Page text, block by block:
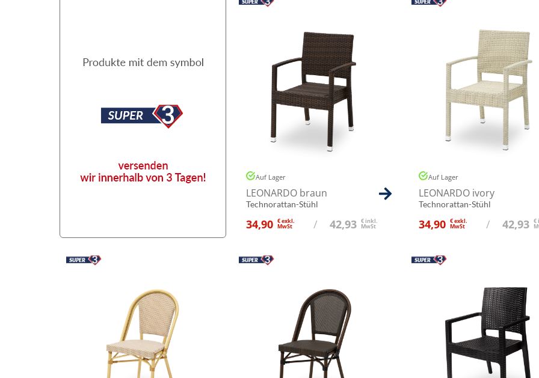
Auf Lager
LEONARDO braun
Technorattan-Stühl
34,90 € exkl.
MwSt / 42,93 € inkl.
MwSt
Auf Lager
LEONARDO ivory
Technorattan-Stühl
34,90 € exkl.
MwSt / 42,93 €